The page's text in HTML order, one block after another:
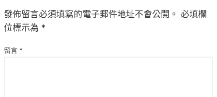
發佈留言必須填寫的電子郵件地址不會公開。 必填欄
位標示為 *
留言 *